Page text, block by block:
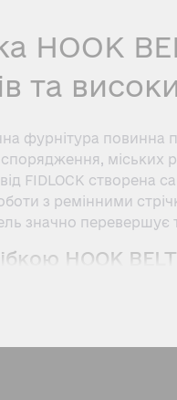
HOOK
та
фурнітура повинна
міських
від FIDLOCK створена
з ремінними
значно перевершує
HOOK